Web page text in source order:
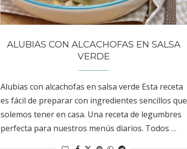
ALUBIAS CON ALCACHOFAS EN SALSA
VERDE
Alubias con alcachofas en salsa verde Esta receta
es fácil de preparar con ingredientes sencillos que
solemos tener en casa. Una receta de legumbres
perfecta para nuestros menús diarios. Todos …